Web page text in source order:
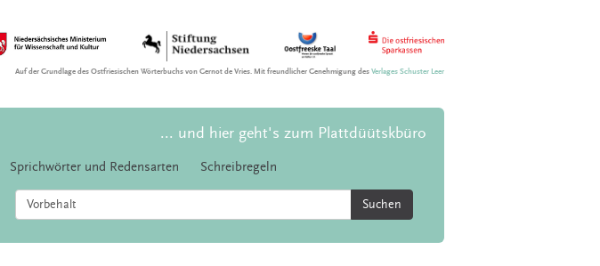
Auf der Grundlage des Ostfriesischen Wörterbuchs von Gernot de Vries. Mit freundlicher Genehmigung desVerlages Schuster Leer
... und hier geht's zum Plattdüütskbüro
Sprichwörter und Redensarten Schreibregeln
Suchen